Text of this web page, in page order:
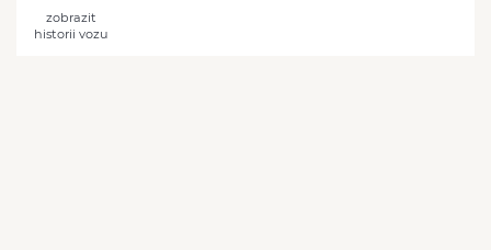
zobrazit
historii vozu